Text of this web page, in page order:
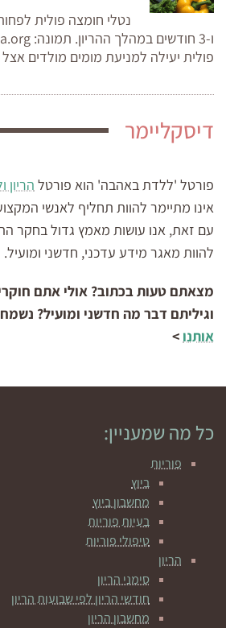
פולית יעילה למניעת מומים מולדים
דיסקליימר
פורטל 'ללדת באהבה' הוא פורטל הריון
אינו מתיימר להוות תחליף לאנשי
עם זאת, אנו עושות מאמץ גדול בחקר
להוות מאגר מידע עדכני, חדשני ומועיל.
מצאתם טעות בכתוב? אולי אתם
וגיליתם דבר מה חדשני ומועיל?
אותנו >
כל מה שמעניין:
פוריות
ביוץ
מחשבון ביוץ
בעיות פוריות
טיפולי פוריות
הריון
סימני הריון
חודשי הריון לפי שבועות הריון
מחשבון הריון